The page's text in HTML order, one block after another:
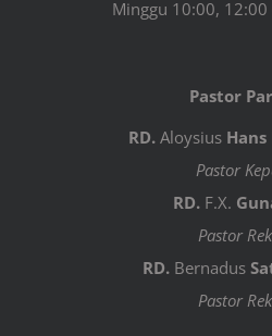
Minggu 10:00, 12:00
Pastor
RD.Aloysius Hans
Pastor
RD. F.X.
Pastor
RD.Bernadus
Pastor